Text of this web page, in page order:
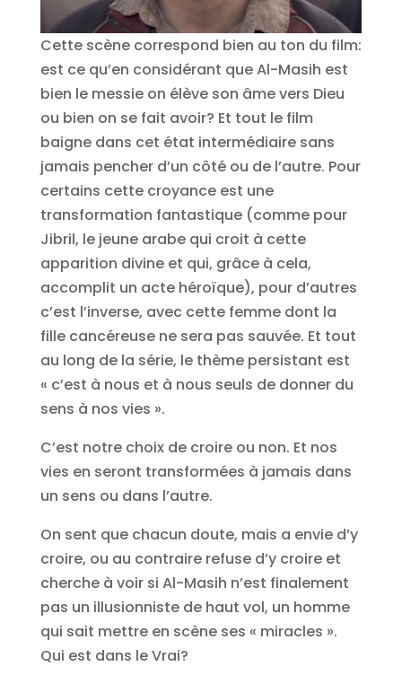
Cette scène correspond bien au ton du film:
est ce qu’en considérant que Al-Masih est
bien le messie on élève son âme vers Dieu
ou bien on se fait avoir? Et tout le film
baigne dans cet état intermédiaire sans
jamais pencher d’un côté ou de l’autre. Pour
certains cette croyance est une
transformation fantastique (comme pour
Jibril, le jeune arabe qui croit à cette
apparition divine et qui, grâce à cela,
accomplit un acte héroïque), pour d’autres
c’est l’inverse, avec cette femme dont la
fille cancéreuse ne sera pas sauvée. Et tout
au long de la série, le thème persistant est
« c’est à nous et à nous seuls de donner du
sens à nos vies ».
C’est notre choix de croire ou non. Et nos
vies en seront transformées à jamais dans
un sens ou dans l’autre.
On sent que chacun doute, mais a envie d’y
croire, ou au contraire refuse d’y croire et
cherche à voir si Al-Masih n’est finalement
pas un illusionniste de haut vol, un homme
qui sait mettre en scène ses « miracles ».
Qui est dans le Vrai?